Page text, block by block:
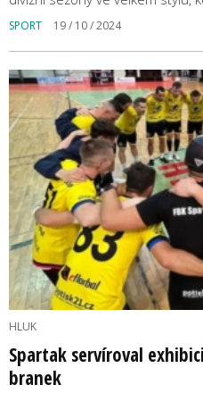
SPORT 19 / 10 / 2024
HLUK
Spartak servíroval
branek